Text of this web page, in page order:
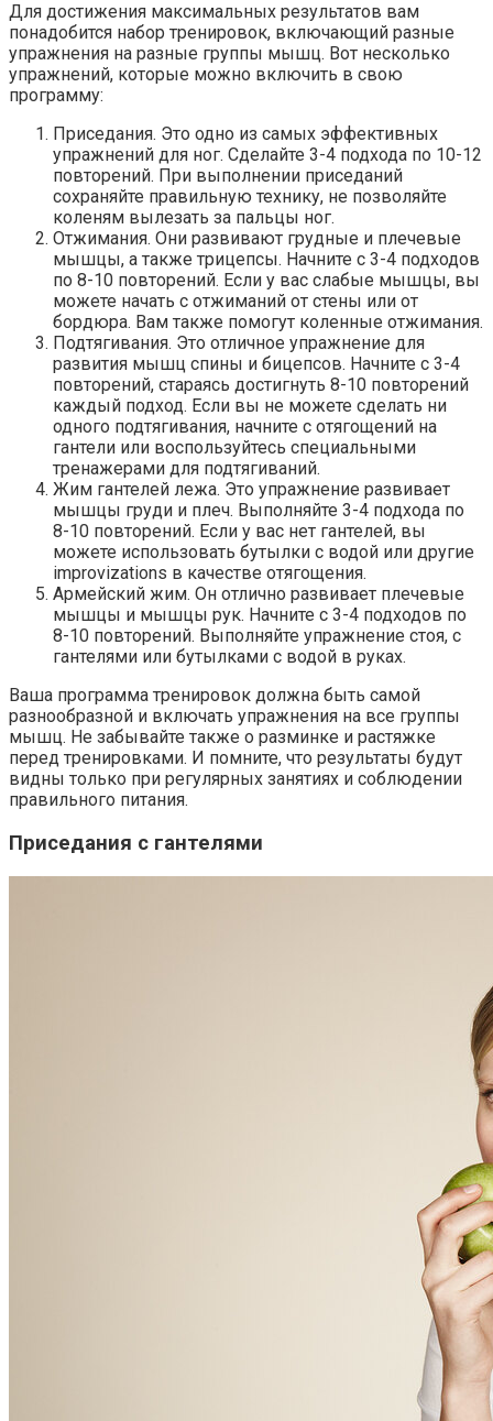
Для достижения максимальных результатов вам
понадобится набор тренировок, включающий разные
упражнения на разные группы мышц. Вот несколько
упражнений, которые можно включить в свою
программу:
Приседания. Это одно из самых эффективных
упражнений для ног. Сделайте 3-4 подхода по 10-12
повторений. При выполнении приседаний
сохраняйте правильную технику, не позволяйте
коленям вылезать за пальцы ног.
Отжимания. Они развивают грудные и плечевые
мышцы, а также трицепсы. Начните с 3-4 подходов
по 8-10 повторений. Если у вас слабые мышцы, вы
можете начать с отжиманий от стены или от
бордюра. Вам также помогут коленные отжимания.
Подтягивания. Это отличное упражнение для
развития мышц спины и бицепсов. Начните с 3-4
повторений, стараясь достигнуть 8-10 повторений
каждый подход. Если вы не можете сделать ни
одного подтягивания, начните с отягощений на
гантели или воспользуйтесь специальными
тренажерами для подтягиваний.
Жим гантелей лежа. Это упражнение развивает
мышцы груди и плеч. Выполняйте 3-4 подхода по
8-10 повторений. Если у вас нет гантелей, вы
можете использовать бутылки с водой или другие
improvizations в качестве отягощения.
Армейский жим. Он отлично развивает плечевые
мышцы и мышцы рук. Начните с 3-4 подходов по
8-10 повторений. Выполняйте упражнение стоя, с
гантелями или бутылками с водой в руках.
Ваша программа тренировок должна быть самой
разнообразной и включать упражнения на все группы
мышц. Не забывайте также о разминке и растяжке
перед тренировками. И помните, что результаты будут
видны только при регулярных занятиях и соблюдении
правильного питания.
Приседания с гантелями